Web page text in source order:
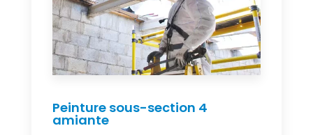
Peinture sous-section 4
amiante